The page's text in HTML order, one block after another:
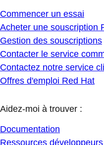
Commencer un essai
Acheter une souscription
Gestion des souscriptions
Contacter le service
Contactez notre service
Offres d'emploi Red Hat
Aidez-moi à trouver :
Documentation
Ressources développeurs